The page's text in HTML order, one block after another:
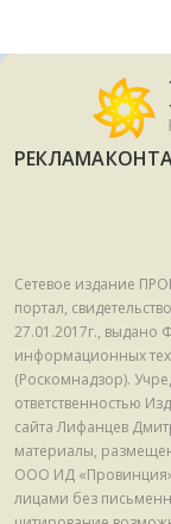
РЕКЛАМА
Сетевое издание
портал,
27.01.2017г., выдано
информационных
(Роскомнадзор).
ответственностью
сайта Лифанцев
материалы,
ООО ИД «Провинция»
лицами без